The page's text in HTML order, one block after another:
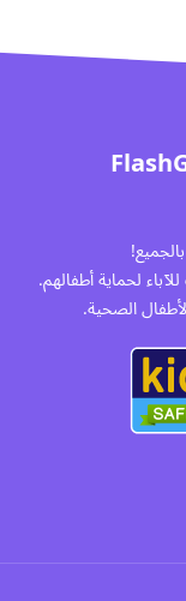
لحماية أطفالهم.
الصحية.